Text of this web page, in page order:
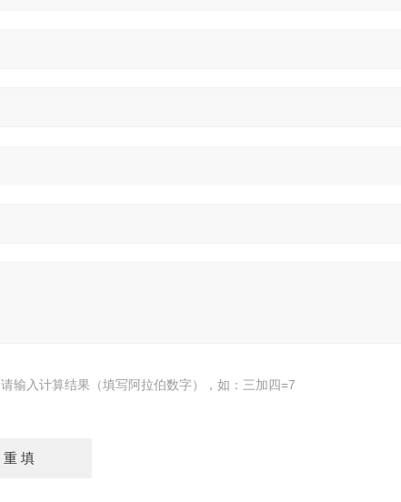
请输入计算结果（填写阿拉伯数字），如：三加四=7